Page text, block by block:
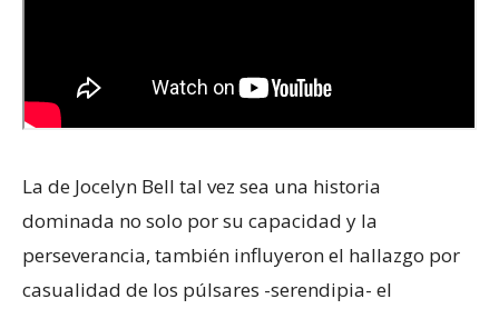
La de Jocelyn Bell tal vez sea una historia
dominada no solo por su capacidad y la
perseverancia, también influyeron el hallazgo por
casualidad de los púlsares -serendipia- el